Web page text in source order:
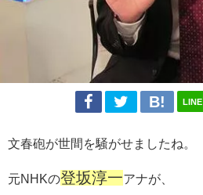
LINE
文春砲が世間を騒がせましたね。
元NHKの登坂淳一アナが、